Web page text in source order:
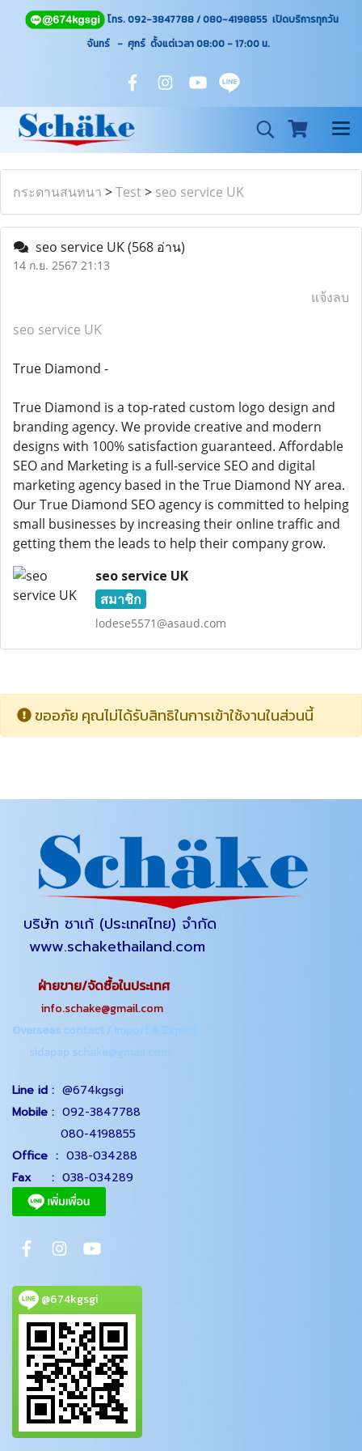
โทร. 092-3847788 / 080-4198855 เปิดบริการทุกวัน
จันทร์ - ศุกร์ ตั้งแต่เวลา 08:00 - 17:00น.
กระดานสนทนา >Test> seo service UK
seo service UK(568 อ่าน)
14 ก.ย. 2567 21:13
แจ้งลบ
seo service UK
True Diamond -
True Diamond is a top-rated custom logo design and
branding agency. We provide creative and modern
designs with 100% satisfaction guaranteed. Affordable
SEO and Marketing is a full-service SEO and digital
marketing agency based in the True Diamond NY area.
Our True Diamond SEO agency is committed to helping
small businesses by increasing their online traffic and
getting them the leads to help their company grow.
seo service UK
สมาชิก
lodese5571@asaud.com
ขออภัย คุณไม่ได้รับสิทธิในการเข้าใช้งานในส่วนนี้
บริษัท ชาเก้ (ประเทศไทย) จำกัด
www.schakethailand.com
ฝ่ายขาย/จัดซื้อในประเทศ
info.schake@gmail.com
Overseas contact / Import & Export
sidapap.schake@gmail.com
Line id : @674kgsgi
Mobile : 092-3847788
080-4198855
Office : 038-034288
Fax : 038-034289
@674kgsgi